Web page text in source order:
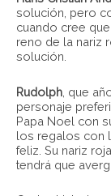
solución, pero
cuando cree
reno de la nariz
solución.
Rudolph , que
personaje
Papa Noel con
los regalos con
feliz. Su nariz
tendrá que